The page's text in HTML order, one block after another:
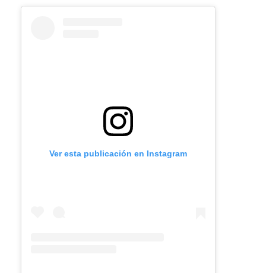
Ver esta publicación en Instagram